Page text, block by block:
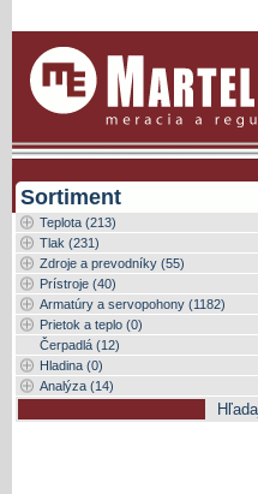
Sortiment
Teplota (213)
Tlak (231)
Zdroje a prevodníky (55)
Prístroje (40)
Armatúry a servopohony (1182)
Prietok a teplo (0)
Čerpadlá (12)
Hladina (0)
Analýza (14)